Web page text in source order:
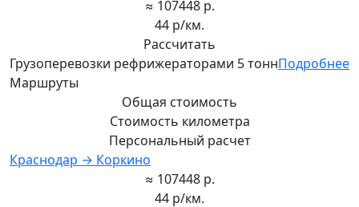
≈ 107448 р.
44 р/км.
Рассчитать
Грузоперевозки рефрижераторами 5 тоннПодробнее
Маршруты
Общая стоимость
Стоимость километра
Персональный расчет
Краснодар → Коркино
≈ 107448 р.
44 р/км.